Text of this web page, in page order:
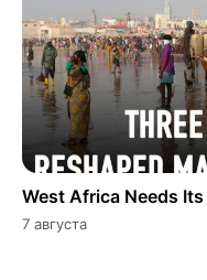
West Africa Needs
7 августа